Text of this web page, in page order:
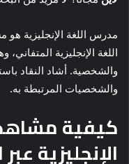
مدرس اللغة الإنجليزية
اللغة الإنجليزية
والشخصية. أشاد النقاد
والشخصيات المرتبطة به.
كيفية
الإنجليزية عبر